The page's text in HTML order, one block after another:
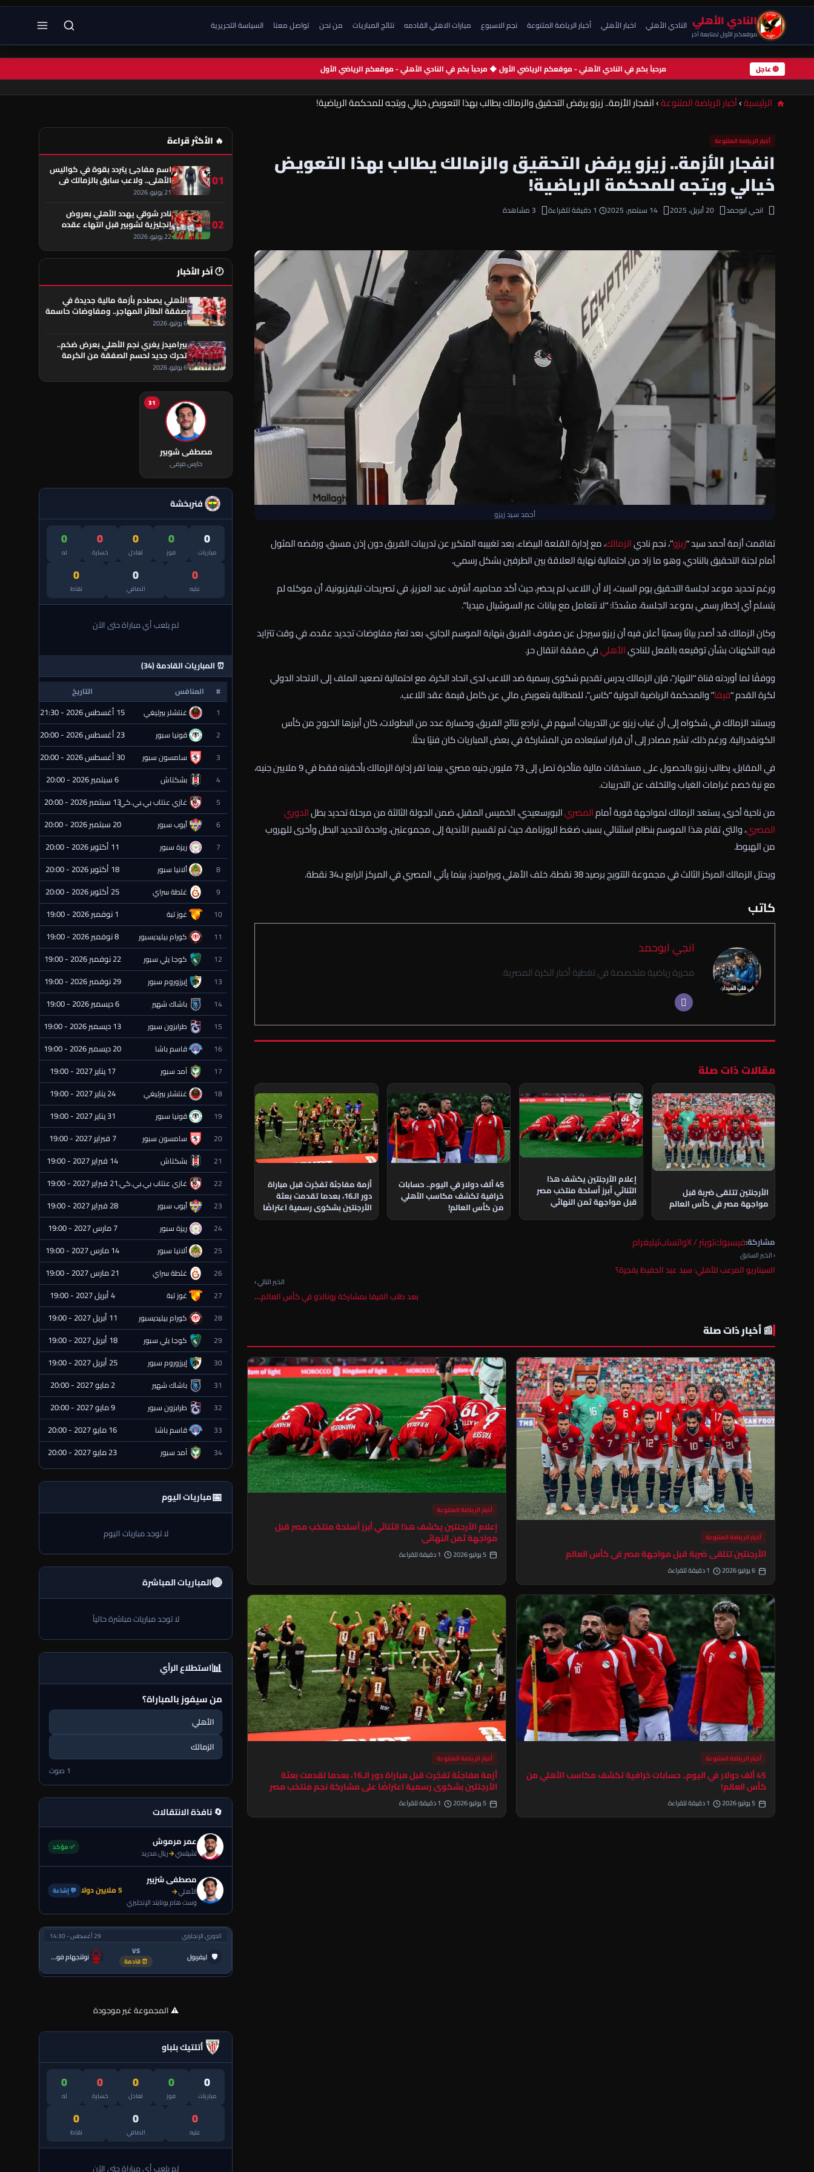
النادي الأهلي
موقعكم الأول لمتابعة آخر
النادي الأهلي اخبار الأهلي أخبار الرياضة المتنوعة نجم الاسبوع مبارات الاهلي القادمه نتائج المباريات من نحن تواصل معنا السياسة التحريرية
🔴 عاجل مرحباً بكم في النادي الأهلي - موقعكم الرياضي الأول ◆ مرحباً بكم في النادي الأهلي - موقعكم الرياضي الأول
الرئيسية›أخبار الرياضة المتنوعة›انفجار الأزمة.. زيزو يرفض التحقيق والزمالك يطالب بهذا التعويض خيالي ويتجه للمحكمة الرياضية!
أخبار الرياضة المتنوعة
انفجار الأزمة.. زيزو يرفض التحقيق والزمالك يطالب بهذا التعويض
خيالي ويتجه للمحكمة الرياضية!
انجي ابوحمد 20 أبريل، 2025 14 سبتمبر، 2025 1 دقيقة للقراءة 3 مشاهدة
أحمد سيد زيزو
تفاقمت أزمة أحمد سيد “زيزو”، نجم ناديالزمالك، مع إدارة القلعة البيضاء، بعد تغييبه المتكرر عن تدريبات الفريق دون إذن مسبق، ورفضه المثول
أمام لجنة التحقيق بالنادي، وهو ما زاد من احتمالية نهاية العلاقة بين الطرفين بشكل رسمي.
ورغم تحديد موعد لجلسة التحقيق يوم السبت، إلا أن اللاعب لم يحضر، حيث أكد محاميه، أشرف عبد العزيز، في تصريحات تليفزيونية، أن موكله لم
يتسلم أي إخطار رسمي بموعد الجلسة، مشددًا: “لا نتعامل مع بيانات عبر السوشيال ميديا”.
وكان الزمالك قد أصدر بيانًا رسميًا أعلن فيه أن زيزو سيرحل عن صفوف الفريق بنهاية الموسم الجاري، بعد تعثر مفاوضات تجديد عقده، في وقت تتزايد
فيه التكهنات بشأن توقيعه بالفعل للناديالأهليفي صفقة انتقال حر.
ووفقًا لما أوردته قناة “النهار”، فإن الزمالك يدرس تقديم شكوى رسمية ضد اللاعب لدى اتحاد الكرة، مع احتمالية تصعيد الملف إلى الاتحاد الدولي
لكرة القدم “فيفا” والمحكمة الرياضية الدولية “كاس”، للمطالبة بتعويض مالي عن كامل قيمة عقد اللاعب.
ويستند الزمالك في شكواه إلى أن غياب زيزو عن التدريبات أسهم في تراجع نتائج الفريق، وخسارة عدد من البطولات، كان أبرزها الخروج من كأس
الكونفدرالية. ورغم ذلك، تشير مصادر إلى أن قرار استبعاده من المشاركة في بعض المباريات كان فنيًا بحتًا.
في المقابل، يطالب زيزو بالحصول على مستحقات مالية متأخرة تصل إلى 73 مليون جنيه مصري، بينما تقر إدارة الزمالك بأحقيته فقط في 9 ملايين جنيه،
مع نية خصم غرامات الغياب والتخلف عن التدريبات.
من ناحية أخرى، يستعد الزمالك لمواجهة قوية أمامالمصريالبورسعيدي، الخميس المقبل، ضمن الجولة الثالثة من مرحلة تحديد بطلالدوري
المصري، والتي تقام هذا الموسم بنظام استثنائي بسبب ضغط الروزنامة، حيث تم تقسيم الأندية إلى مجموعتين، واحدة لتحديد البطل وأخرى للهروب
من الهبوط.
ويحتل الزمالك المركز الثالث في مجموعة التتويج برصيد 38 نقطة، خلف الأهلي وبيراميدز، بينما يأتي المصري في المركز الرابع بـ34 نقطة.
كاتب
انجي ابوحمد
محررة رياضية متخصصة في تغطية أخبار الكرة المصرية.
مقالات ذات صلة
الأرجنتين تتلقى ضربة قبل
مواجهة مصر في كأس العالم
إعلام الأرجنتين يكشف هذا
الثنائي أبرز أسلحة منتخب مصر
قبل مواجهة ثمن النهائي
45 ألف دولار في اليوم.. حسابات
خرافية تكشف مكاسب الأهلي
من كأس العالم!
أزمة مفاجئة تفجّرت قبل مباراة
دور الـ16، بعدما تقدمت بعثة
الأرجنتين بشكوى رسمية اعتراضًا
على مشاركة نجم منتخب مصر
مشاركة:فيسبوكتويتر / X واتسابتيليغرام
‹ الخبر السابق
السيناريو المرعب للأهلي: سيد عبد الحفيظ يفجرة؟
الخبر التالي ›
بعد طلب الفيفا بمشاركة رونالدو في كأس العالم…
📰 أخبار ذات صلة
أخبار الرياضة المتنوعة
الأرجنتين تتلقى ضربة قبل مواجهة مصر في كأس العالم
أخبار الرياضة المتنوعة
إعلام الأرجنتين يكشف هذا الثنائي أبرز أسلحة منتخب مصر قبل
مواجهة ثمن النهائي
أخبار الرياضة المتنوعة
45 ألف دولار في اليوم.. حسابات خرافية تكشف مكاسب الأهلي من
كأس العالم!
أخبار الرياضة المتنوعة
أزمة مفاجئة تفجّرت قبل مباراة دور الـ16، بعدما تقدمت بعثة
الأرجنتين بشكوى رسمية اعتراضًا على مشاركة نجم منتخب مصر
🔥 الأكثر قراءة
01
اسم مفاجئ يتردد بقوة في كواليس
الأهلي.. ولاعب سابق بالزمالك في
قلب الحكاية!
21 يونيو، 2026
02
نادر شوقي يهدد الأهلي بعروض
إنجليزية لشوبير قبل انتهاء عقده
22 يونيو، 2026
🕐 آخر الأخبار
الأهلي يصطدم بأزمة مالية جديدة في
صفقة الطائر المهاجر.. ومفاوضات حاسمة
تقترب من الحسم
6 يوليو، 2026
بيراميدز يغري نجم الأهلي بعرض ضخم..
تحرك جديد لحسم الصفقة من الكرمة
العراقي
6 يوليو، 2026
31
مصطفى شوبير
حارس مرمى
فنربخشة
0
مباريات
0
فوز
0
تعادل
0
خسارة
0
له
0
عليه
0
الصافي
0
نقاط
لم يلعب أي مباراة حتى الآن
⏰ المباريات القادمة (34)
# المنافس التاريخ
1
غنتشلر بيرليغي 15 أغسطس 2026 - 21:30
2 قونيا سبور 23 أغسطس 2026 - 20:00
3 سامسون سبور 30 أغسطس 2026 - 20:00
4 بشكتاش 6 سبتمبر 2026 - 20:00
5 غازي عنتاب بي.بي.كي.13 سبتمبر 2026 - 20:00
6 أيوب سبور 20 سبتمبر 2026 - 20:00
7 ريزة سبور 11 أكتوبر 2026 - 20:00
8 ألانيا سبور 18 أكتوبر 2026 - 20:00
9 غلطة سراي 25 أكتوبر 2026 - 20:00
10 غوز تبة 1 نوفمبر 2026 - 19:00
11 كورام بيليديسبور 8 نوفمبر 2026 - 19:00
12 كوجا يلي سبور 22 نوفمبر 2026 - 19:00
13 إيرزوروم سبور 29 نوفمبر 2026 - 19:00
14 باشاك شهير 6 ديسمبر 2026 - 19:00
15 طرابزون سبور 13 ديسمبر 2026 - 19:00
16 قاسم باشا 20 ديسمبر 2026 - 19:00
17 آمد سبور 17 يناير 2027 - 19:00
18 غنتشلر بيرليغي 24 يناير 2027 - 19:00
19 قونيا سبور 31 يناير 2027 - 19:00
20 سامسون سبور 7 فبراير 2027 - 19:00
21 بشكتاش 14 فبراير 2027 - 19:00
22 غازي عنتاب بي.بي.كي.21 فبراير 2027 - 19:00
23 أيوب سبور 28 فبراير 2027 - 19:00
24 ريزة سبور 7 مارس 2027 - 19:00
25 ألانيا سبور 14 مارس 2027 - 19:00
26 غلطة سراي 21 مارس 2027 - 19:00
27 غوز تبة 4 أبريل 2027 - 19:00
28 كورام بيليديسبور 11 أبريل 2027 - 19:00
29 كوجا يلي سبور 18 أبريل 2027 - 19:00
30 إيرزوروم سبور 25 أبريل 2027 - 19:00
31 باشاك شهير 2 مايو 2027 - 20:00
32 طرابزون سبور 9 مايو 2027 - 20:00
33 قاسم باشا 16 مايو 2027 - 20:00
34 آمد سبور 23 مايو 2027 - 20:00
📅مباريات اليوم
لا توجد مباريات اليوم
🔴المباريات المباشرة
لا توجد مباريات مباشرة حالياً
📊استطلاع الرأي
من سيفوز بالمباراة؟
الأهلي
الزمالك
1 صوت
🔄 نافذة الانتقالات
عمر مرموش
تشيلسي→ريال مدريد
✅ مؤكد
مصطفى شزبير
الأهلي→
وست هام يونايتد الإنجليزي
5 ملايين دولا 💬 إشاعة
الدوري الإنجليزي 29 أغسطس - 14:30
🛡 ليفربول VS
⏰ قادمة نوتنجهام فورست
⚠️ المجموعة غير موجودة
أتلتيك بلباو
0
مباريات
0
فوز
0
تعادل
0
خسارة
0
له
0
عليه
0
الصافي
0
نقاط
لم يلعب أي مباراة حتى الآن